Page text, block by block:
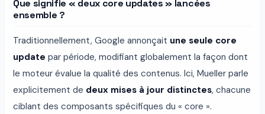
Que signifie « deux core updates » lancées
ensemble ?
Traditionnellement, Google annonçait une seule core
update par période, modifiant globalement la façon dont
le moteur évalue la qualité des contenus. Ici, Mueller parle
explicitement de deux mises à jour distinctes, chacune
ciblant des composants spécifiques du « core ».